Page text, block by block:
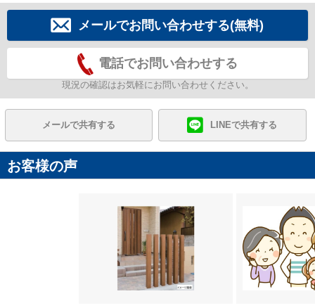
メールでお問い合わせする(無料)
電話でお問い合わせする
現況の確認はお気軽にお問い合わせください。
メールで共有する LINEで共有する
お客様の声